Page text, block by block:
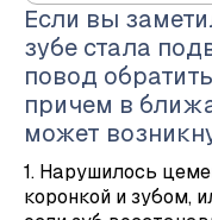
Если вы
зубе стала
повод
причем в
может
1. Нарушилось
коронкой и зубом,